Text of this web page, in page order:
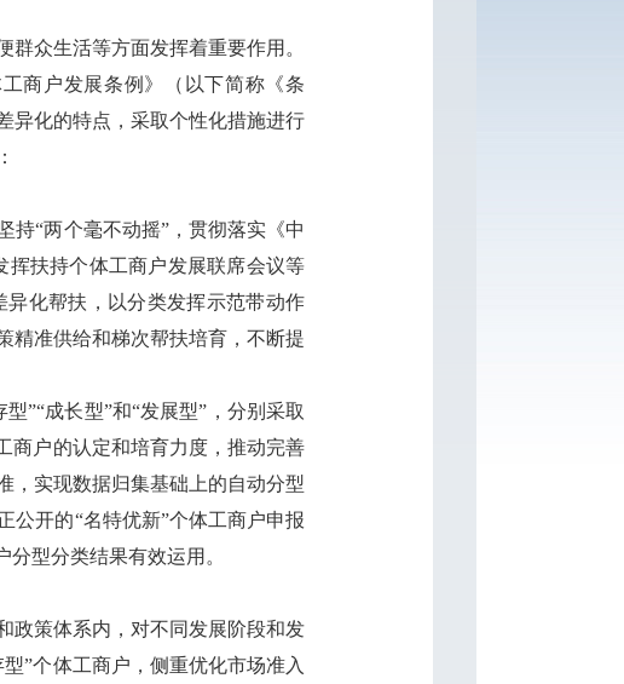
众生活等方面发挥着重要作用。
商户发展条例》（以下简称《条
异化的特点，采取个性化措施进行
“两个毫不动摇”，贯彻落实《中
挥扶持个体工商户发展联席会议等
化帮扶，以分类发挥示范带动作
精准供给和梯次帮扶培育，不断提
”“成长型”和“发展型”，分别采取
商户的认定和培育力度，推动完善
，实现数据归集基础上的自动分型
公开的“名特优新”个体工商户申报
型分类结果有效运用。
策体系内，对不同发展阶段和发
”个体工商户，侧重优化市场准入